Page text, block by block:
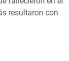
resultaron con